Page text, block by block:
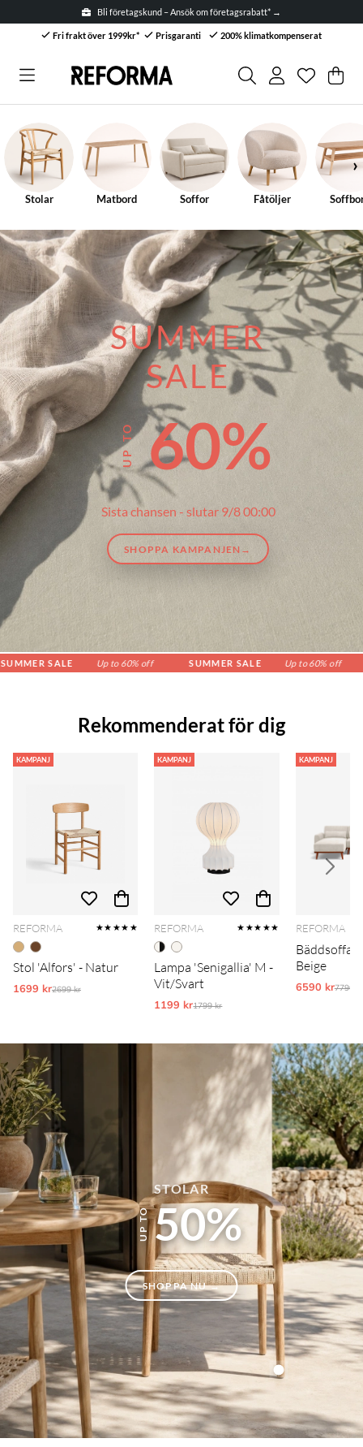
Bli företagskund – Ansök om företagsrabatt* →
Fri frakt över 1999kr* Prisgaranti 200% klimatkompenserat
Antal i
. .
Stolar Matbord Soffor Fåtöljer
SUMMER
SALE
60%
Sista chansen - slutar 9/8 00:00
SHOPPA KAMPANJEN→
SALE Up to 60% off SUMMER SALE Up to 60% off
Rekommenderat för dig
KAMPANJ
REFORMA ★★★★★
Stol 'Alfors' - Natur
1699 krOrdinarie pris:
2699 kr
KAMPANJ
REFORMA ★★★★★
Lampa 'Senigallia' M -
Vit/Svart
1199 krOrdinarie pris:
1799 kr
KAMPANJ
REFORMA
Bäddsoffa
Beige
6590 kr7790 kr
STOLAR
50%
SHOPPA NU →